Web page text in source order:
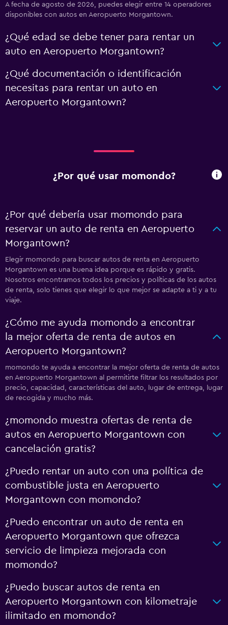
A fecha de agosto de 2026, puedes elegir entre 14 operadores
disponibles con autos en Aeropuerto Morgantown.
¿Qué edad se debe tener para rentar un
auto en Aeropuerto Morgantown?
¿Qué documentación o identificación
necesitas para rentar un auto en
Aeropuerto Morgantown?
¿Por qué usar momondo?
¿Por qué debería usar momondo para
reservar un auto de renta en Aeropuerto
Morgantown?
Elegir momondo para buscar autos de renta en Aeropuerto
Morgantown es una buena idea porque es rápido y gratis.
Nosotros encontramos todos los precios y políticas de los autos
de renta, solo tienes que elegir lo que mejor se adapte a ti y a tu
viaje.
¿Cómo me ayuda momondo a encontrar
la mejor oferta de renta de autos en
Aeropuerto Morgantown?
momondo te ayuda a encontrar la mejor oferta de renta de autos
en Aeropuerto Morgantown al permitirte filtrar los resultados por
precio, capacidad, características del auto, lugar de entrega, lugar
de recogida y mucho más.
¿momondo muestra ofertas de renta de
autos en Aeropuerto Morgantown con
cancelación gratis?
¿Puedo rentar un auto con una política de
combustible justa en Aeropuerto
Morgantown con momondo?
¿Puedo encontrar un auto de renta en
Aeropuerto Morgantown que ofrezca
servicio de limpieza mejorada con
momondo?
¿Puedo buscar autos de renta en
Aeropuerto Morgantown con kilometraje
ilimitado en momondo?